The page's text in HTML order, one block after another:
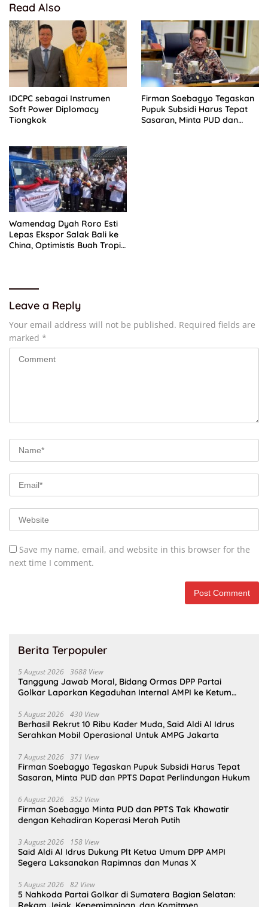
Read Also
IDCPC sebagai Instrumen
Soft Power Diplomacy
Tiongkok
Firman Soebagyo Tegaskan
Pupuk Subsidi Harus Tepat
Sasaran, Minta PUD dan
Wamendag Dyah Roro Esti
Lepas Ekspor Salak Bali ke
China, Optimistis Buah Tropis
Leave a Reply
Your email address will not be published. Required fields are
marked *
Save my name, email, and website in this browser for the
next time I comment.
Berita Terpopuler
5 August 2026 3688 View
Tanggung Jawab Moral, Bidang Ormas DPP Partai
Golkar Laporkan Kegaduhan Internal AMPI ke Ketum
5 August 2026 430 View
Berhasil Rekrut 10 Ribu Kader Muda, Said Aldi Al Idrus
Serahkan Mobil Operasional Untuk AMPG Jakarta
7 August 2026 371 View
Firman Soebagyo Tegaskan Pupuk Subsidi Harus Tepat
Sasaran, Minta PUD dan PPTS Dapat Perlindungan Hukum
6 August 2026 352 View
Firman Soebagyo Minta PUD dan PPTS Tak Khawatir
dengan Kehadiran Koperasi Merah Putih
3 August 2026 158 View
Said Aldi Al Idrus Dukung Plt Ketua Umum DPP AMPI
Segera Laksanakan Rapimnas dan Munas X
5 August 2026 82 View
5 Nahkoda Partai Golkar di Sumatera Bagian Selatan: